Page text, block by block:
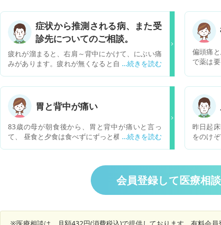
症状から推測される病、また受
診先についてのご相談。
疲れが溜まると、右肩～背中にかけて、にぶい痛
みがあります。疲れが無くなると自然に緩和しま
皮膚の症状は見られません。一時は右足の踝、右
足の付け根が痛むこともありました。こちらも緩
和済み。 皮膚症状がないので、皮膚科では難しい
かと思いつつ、まだ受診できていません。 受診す
るとすれば何科が良いでしょうか
偏頭痛
で薬は
した。
治らな
たかと
て痛み
とうと
響は無
胃と背中が痛い
83歳の母が朝食後から、胃と背中が痛いと言っ
て、 昼食と夕食は食べずにずっと横になっていま
を見て明日病院に行こうと思うのですが 、急を要
する場合はあるでしょうか？ また、このような症
状で考えられる原因は何がありますか？
昨日起
をのけ
く、起
みに気
なって
かなと
会員登録して医療相